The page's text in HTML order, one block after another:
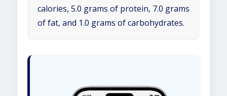
calories, 5.0 grams of protein, 7.0 grams
of fat, and 1.0 grams of carbohydrates.